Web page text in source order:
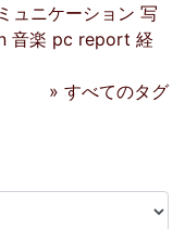
ュニケーション 写
音楽 pc report 経
» すべてのタグ